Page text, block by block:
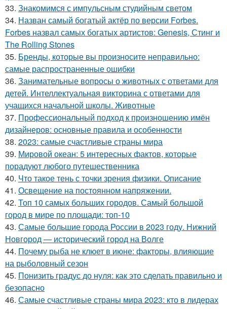
33. Знакомимся с импульсным студийным светом
34. Назван самый богатый актёр по версии Forbes.
Forbes назвал самых богатых артистов: Genesis, Стинг и
The Rolling Stones
35. Бренды, которые вы произносите неправильно:
самые распространенные ошибки
36. Занимательные вопросы о животных с ответами для
детей. Интеллектуальная викторина с ответами для
учащихся начальной школы. Животные
37. Профессиональный подход к произношению имён
дизайнеров: основные правила и особенности
38. 2023: самые счастливые страны мира
39. Мировой океан: 5 интересных фактов, которые
порадуют любого путешественника
40. Что такое тень с точки зрения физики. Описание
41. Освещение на постоянном напряжении.
42. Топ 10 самых больших городов. Самый большой
город в мире по площади: топ-10
43. Самые большие города России в 2023 году. Нижний
Новгород — исторический город на Волге
44. Почему рыба не клюет в июне: факторы, влияющие
на рыболовный сезон
45. Понизить градус до нуля: как это сделать правильно и
безопасно
46. Самые счастливые страны мира 2023: кто в лидерах